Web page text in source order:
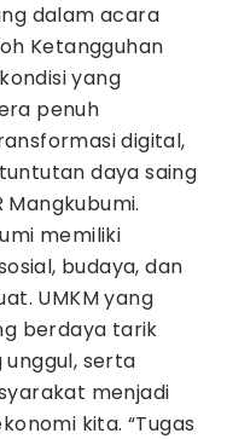
dalam acara
Ketangguhan
yang
penuh
digital,
daya saing
Mangkubumi.
memiliki
budaya, dan
UMKM yang
berdaya tarik
serta
menjadi
kita. “Tugas